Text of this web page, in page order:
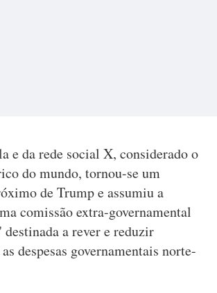
e da rede social X, considerado o
do mundo, tornou-se um
de Trump e assumiu a
comissão extra-governamental
a rever e reduzir
despesas governamentais norte-